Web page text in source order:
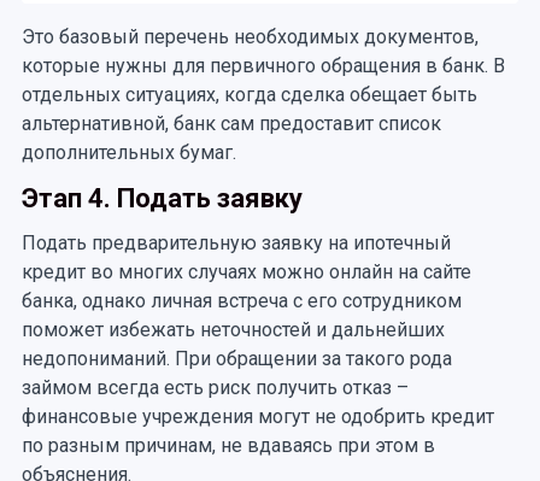
Это базовый перечень необходимых документов,
которые нужны для первичного обращения в банк. В
отдельных ситуациях, когда сделка обещает быть
альтернативной, банк сам предоставит список
дополнительных бумаг.
Этап 4. Подать заявку
Подать предварительную заявку на ипотечный
кредит во многих случаях можно онлайн на сайте
банка, однако личная встреча с его сотрудником
поможет избежать неточностей и дальнейших
недопониманий. При обращении за такого рода
займом всегда есть риск получить отказ –
финансовые учреждения могут не одобрить кредит
по разным причинам, не вдаваясь при этом в
объяснения.